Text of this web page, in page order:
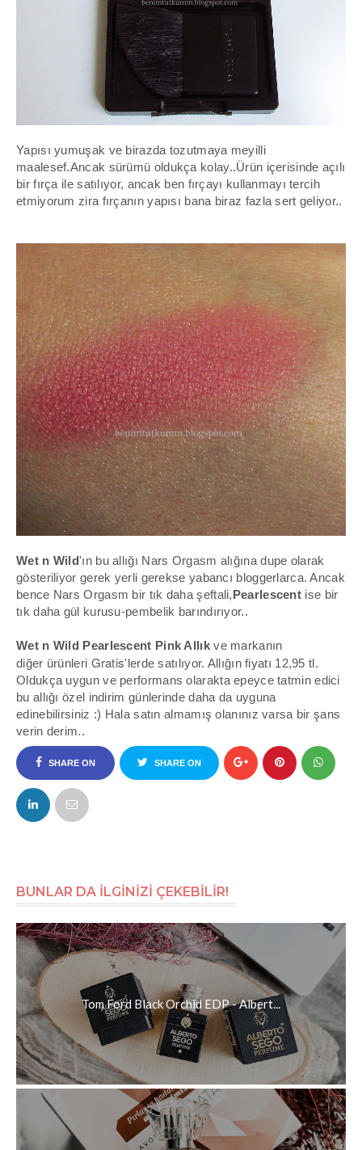
Yapısı yumuşak ve birazda tozutmaya meyilli
maalesef.Ancak sürümü oldukça kolay..Ürün içerisinde açılı
bir fırça ile satılıyor, ancak ben fırçayı kullanmayı tercih
etmiyorum zira fırçanın yapısı bana biraz fazla sert geliyor..
Wet n Wild'ın bu allığı Nars Orgasm alığına dupe olarak
gösteriliyor gerek yerli gerekse yabancı bloggerlarca. Ancak
bence Nars Orgasm bir tık daha şeftali,Pearlescent ise bir
tık daha gül kurusu-pembelik barındırıyor..
Wet n Wild Pearlescent Pink Allıkve markanın
diğer ürünleri Gratis'lerde satılıyor. Allığın fiyatı 12,95 tl.
Oldukça uygun ve performans olarakta epeyce tatmin edici
bu allığı özel indirim günlerinde daha da uyguna
edinebilirsiniz :) Hala satın almamış olanınız varsa bir şans
verin derim..
SHARE ON
FACEBOOK
SHARE ON
BUNLAR DA İLGİNİZİ ÇEKEBİLİR!
Tom Ford Black Orchid EDP - Albert...